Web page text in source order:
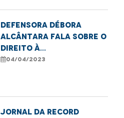
Defensora Débora
Alcântara fala sobre o
direito à
documentação civil
04/04/2023
Jornal da Record